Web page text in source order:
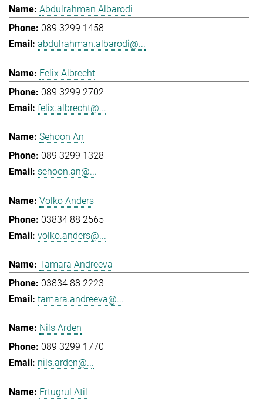
Abdulrahman Albarodi
089 3299 1458
abdulrahman.albarodi@...
Felix Albrecht
089 3299 2702
felix.albrecht@...
Sehoon An
089 3299 1328
sehoon.an@...
Volko Anders
03834 88 2565
volko.anders@...
Tamara Andreeva
03834 88 2223
tamara.andreeva@...
Nils Arden
089 3299 1770
nils.arden@...
Ertugrul Atil